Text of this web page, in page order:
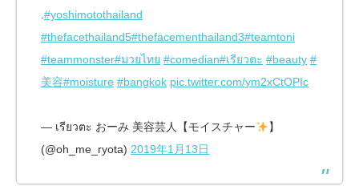
.#yoshimotothailand
#thefacethailand5#thefacementhailand3#teamtoni
#teammonster#มวยไทย #comedian#เรียวตะ #beauty #
美容#moisture #bangkok pic.twitter.com/ym2xCtOPIc
— เรียวตะ おーみ 美容芸人【モイスチャー
】
(@oh_me_ryota) 2019年1月13日